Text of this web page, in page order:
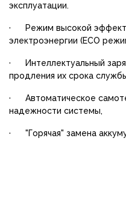
эксплуатации.
· Режим высокой
электроэнергии (ЕСО
· Интеллектуальный
продления их срока
· Автоматическое
надежности системы,
· "Горячая" замена